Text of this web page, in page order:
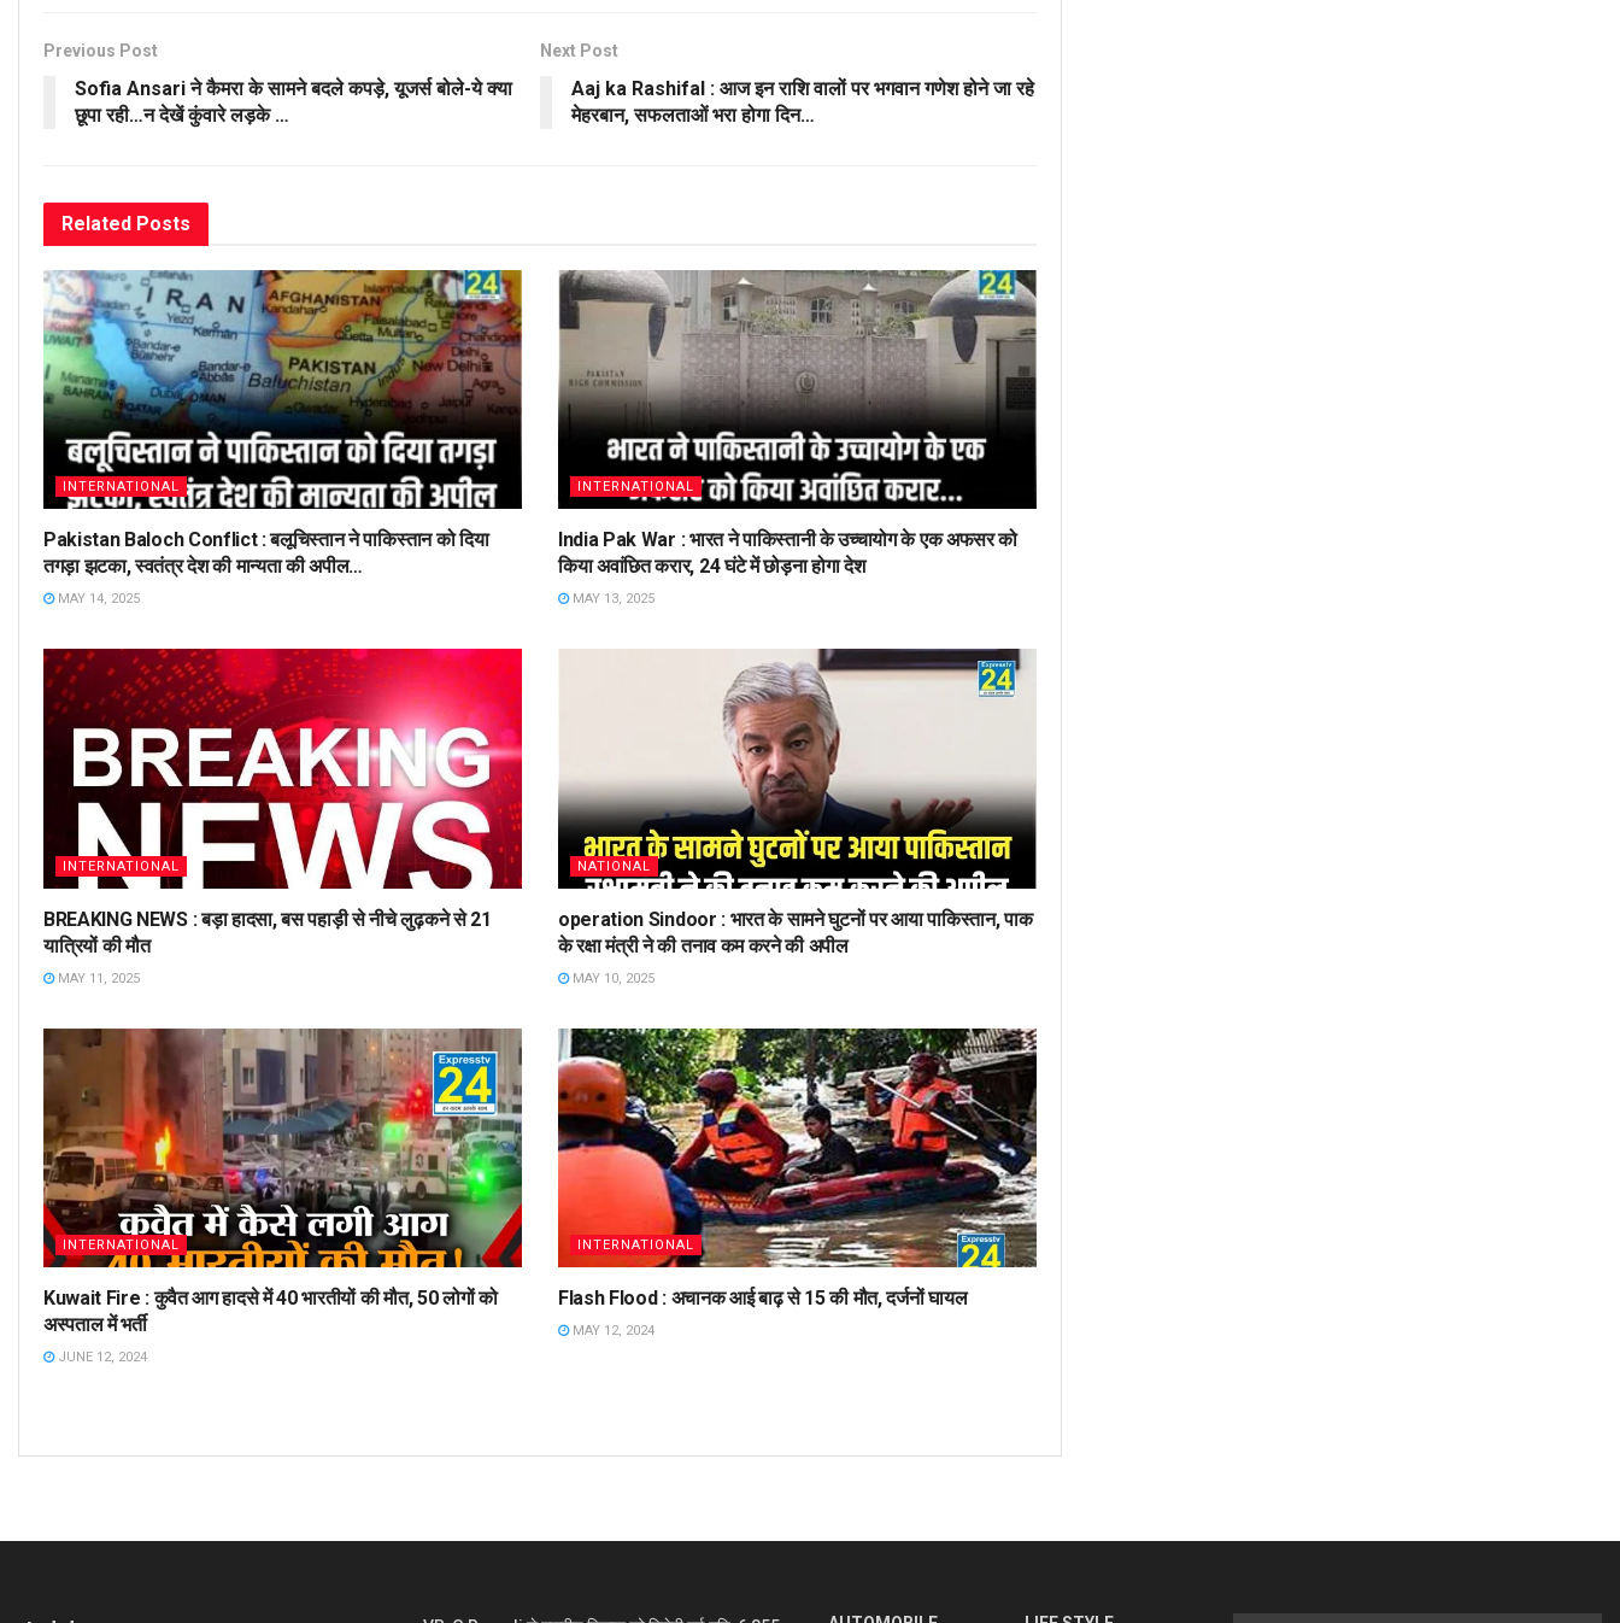
Previous Post
Sofia Ansari ने कैमरा के सामने बदले कपड़े, यूजर्स बोले-ये क्या
छूपा रही…न देखें कुंवारे लड़के …
Next Post
Aaj ka Rashifal : आज इन राशि वालों पर भगवान गणेश होने जा रहे
मेहरबान, सफलताओं भरा होगा दिन…
Related Posts
INTERNATIONAL
Pakistan Baloch Conflict : बलूचिस्तान ने पाकिस्तान को दिया
तगड़ा झटका, स्वतंत्र देश की मान्यता की अपील…
MAY 14, 2025
INTERNATIONAL
India Pak War : भारत ने पाकिस्तानी के उच्चायोग के एक अफसर को
किया अवांछित करार, 24 घंटे में छोड़ना होगा देश
MAY 13, 2025
INTERNATIONAL
BREAKING NEWS : बड़ा हादसा, बस पहाड़ी से नीचे लुढ़कने से 21
यात्रियों की मौत
MAY 11, 2025
NATIONAL
operation Sindoor : भारत के सामने घुटनों पर आया पाकिस्तान, पाक
के रक्षा मंत्री ने की तनाव कम करने की अपील
MAY 10, 2025
INTERNATIONAL
Kuwait Fire : कुवैत आग हादसे में 40 भारतीयों की मौत, 50 लोगों को
अस्पताल में भर्ती
JUNE 12, 2024
INTERNATIONAL
Flash Flood : अचानक आई बाढ़ से 15 की मौत, दर्जनों घायल
MAY 12, 2024